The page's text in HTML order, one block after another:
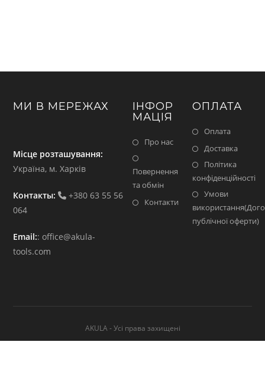
МИ В МЕРЕЖАХ
Місце розташування:
Україна, м. Харків
Контакты:
+380 63 55 56
064
Email::office@akula-
tools.com
ІНФОР
МАЦІЯ
Про нас
Повернення
та обмін
Контакти
ОПЛАТА
Оплата
Доставка
Політика
конфіденційності
Умови
публічної оферти)
AKULA - Усі права захищені